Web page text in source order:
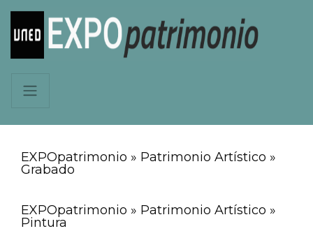
EXPOpatrimonio » Patrimonio Artístico »
Grabado
EXPOpatrimonio » Patrimonio Artístico »
Pintura